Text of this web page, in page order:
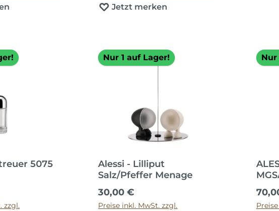
Jetzt merken
5075
zzgl.
Nur 1 auf Lager!
Alessi - Lilliput
Salz/Pfeffer Menage
Regulärer Preis:
30,00 €
Preise inkl. MwSt. zzgl.
Nur